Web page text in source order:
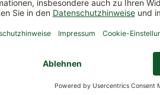
als Räucherkraut. Heute ist
ausgepflanzt im Garten oder in